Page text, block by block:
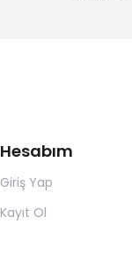
Hesabım
Giriş Yap
Kayıt Ol